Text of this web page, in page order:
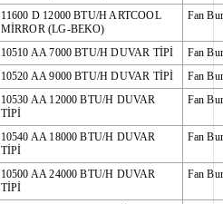
11600 D 12000 BTU/H ARTCOOL
MİRROR (LG-BEKO)
Fan
10510 AA 7000 BTU/H DUVAR TİPİ
Fan
10520 AA 9000 BTU/H DUVAR TİPİ
Fan
10530 AA 12000 BTU/H DUVAR
TİPİ
Fan
10540 AA 18000 BTU/H DUVAR
TİPİ
Fan
10500 AA 24000 BTU/H DUVAR
TİPİ
Fan